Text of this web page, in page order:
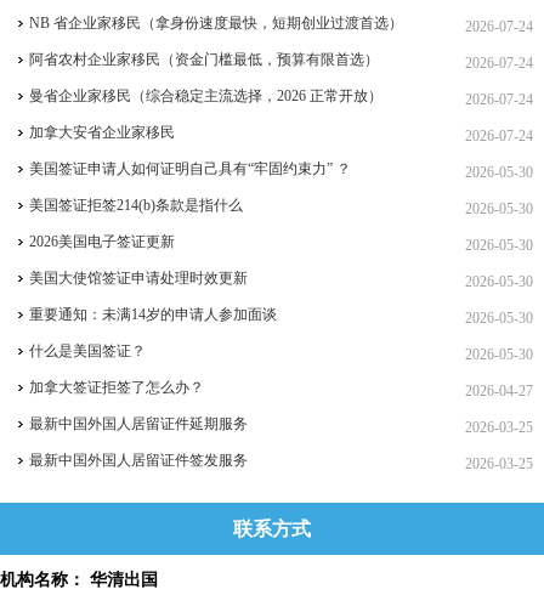
四合一详细对比（2026 年 7 月最新官方政策） 2026-07-24
NB 省企业家移民（拿身份速度最快，短期创业过渡首选）
2026-07-24
阿省农村企业家移民（资金门槛最低，预算有限首选）
2026-07-24
曼省企业家移民（综合稳定主流选择，2026 正常开放）
2026-07-24
加拿大安省企业家移民
2026-05-30
美国签证申请人如何证明自己具有“牢固约束力” ？
2026-05-30
美国签证拒签214(b)条款是指什么
2026-05-30
2026美国电子签证更新
2026-05-30
美国大使馆签证申请处理时效更新
2026-05-30
重要通知：未满14岁的申请人参加面谈
2026-05-30
什么是美国签证？
2026-04-27
加拿大签证拒签了怎么办？
2026-03-25
最新中国外国人居留证件延期服务
2026-03-25
最新中国外国人居留证件签发服务
联系方式
机构名称： 华清出国